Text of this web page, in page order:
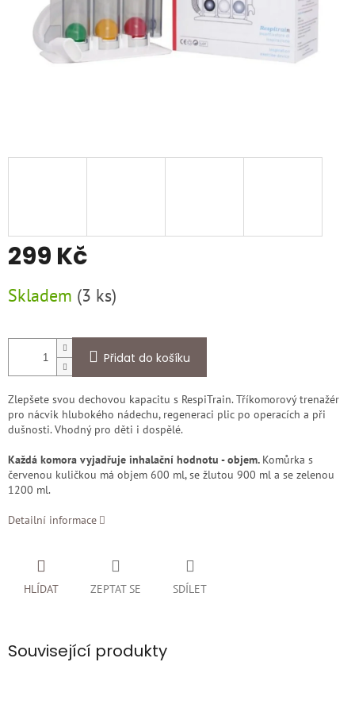
299 Kč
cena:
Skladem (3 ks)
Přidat do košíku
Zlepšete svou dechovou kapacitu s RespiTrain. Tříkomorový trenažér
pro nácvik hlubokého nádechu, regeneraci plic po operacích a při
dušnosti. Vhodný pro děti i dospělé.
Každá komora vyjadřuje inhalační hodnotu - objem. Komůrka s
červenou kuličkou má objem 600 ml, se žlutou 900 ml a se zelenou
1200 ml.
Detailní informace
ZEPTAT SE
HLÍDAT SDÍLET
Související produkty